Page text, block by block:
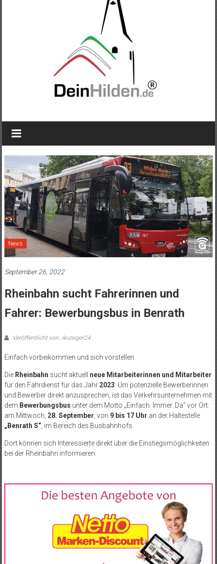
News
September 26, 2022
Rheinbahn sucht Fahrerinnen und
Fahrer: Bewerbungsbus in Benrath
Veröffentlicht von: Anzeiger24
Einfach vorbeikommen und sich vorstellen
Die Rheinbahn sucht aktuell neue Mitarbeiterinnen und Mitarbeiter
für den Fahrdienst für das Jahr 2023 . Um potenzielle Bewerberinnen
und Bewerber direkt anzusprechen, ist das Verkehrsunternehmen mit
dem Bewerbungsbus unter dem Motto „Einfach. Immer. Da“ vor Ort:
am Mittwoch, 28. September , von 9 bis 17 Uhr an der Haltestelle
„Benrath S“, im Bereich des Busbahnhofs.
Dort können sich Interessierte direkt über die Einstiegsmöglichkeiten
bei der Rheinbahn informieren.